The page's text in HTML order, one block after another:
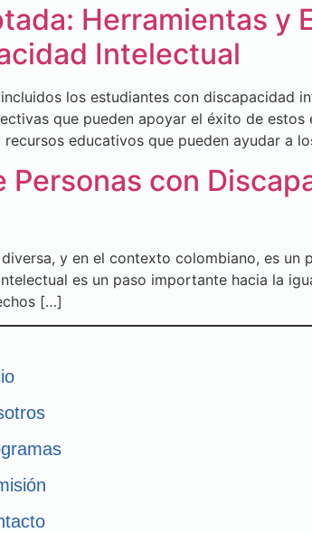
Herramientas y
Intelectual
los estudiantes con discapacidad
que pueden apoyar el éxito de
educativos que pueden ayudar a
Personas con
y en el contexto colombiano, es
es un paso importante hacia la
[…]